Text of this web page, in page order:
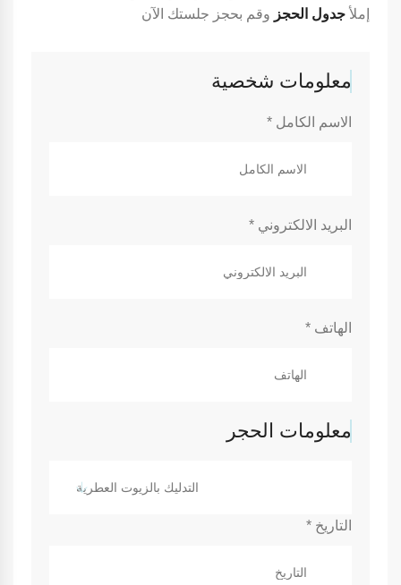
إملأ جدول الحجز وقم بحجز جلستك الآن
معلومات شخصية
الاسم الكامل *
البريد الالكتروني *
الهاتف *
معلومات الحجر
التدليك بالزيوت العطرية
التاريخ *